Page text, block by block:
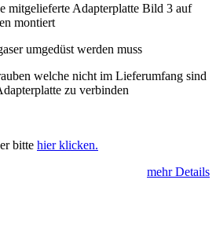
mitgelieferte Adapterplatte Bild 3 auf
montiert
umgedüst werden muss
welche nicht im Lieferumfang sind
zu verbinden
bitte hier klicken.
mehr Details